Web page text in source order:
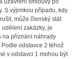
uzavření smlouvy po
S výjimkou případu, kdy
může členský stát
zakázky, je
na přiznání náhrady
odstavce 2 téhož
v odstavci 1 mohou být